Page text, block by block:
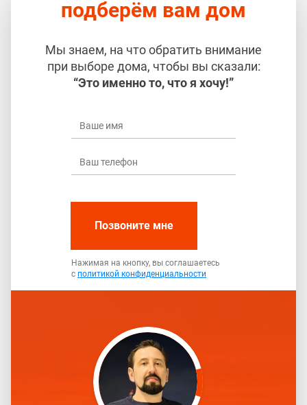
подберём вам дом
Мы знаем, на что обратить внимание
при выборе дома, чтобы вы сказали:
“Это именно то, что я хочу!”
Позвоните мне
Нажимая на кнопку, вы соглашаетесь
с политикой конфиденциальности